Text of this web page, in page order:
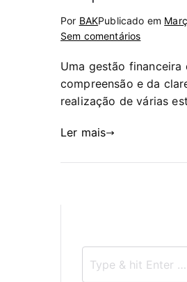
Por BAKPublicado em
Sem comentários
Uma gestão
compreensão e da
realização de várias
Ler mais